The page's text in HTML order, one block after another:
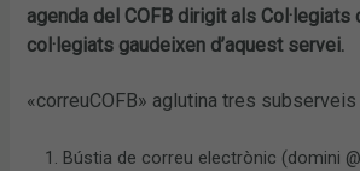
agenda del COFB dirigit als Col·legiats
col·legiats gaudeixen d’aquest servei.
«correuCOFB» aglutina tres
Bústia de correu electrònic (domini